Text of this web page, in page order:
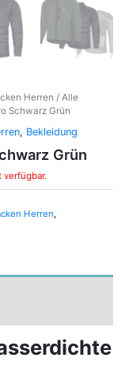
Herren / Alle
Schwarz Grün
, Bekleidung
Grün
verfügbar.
Herren,